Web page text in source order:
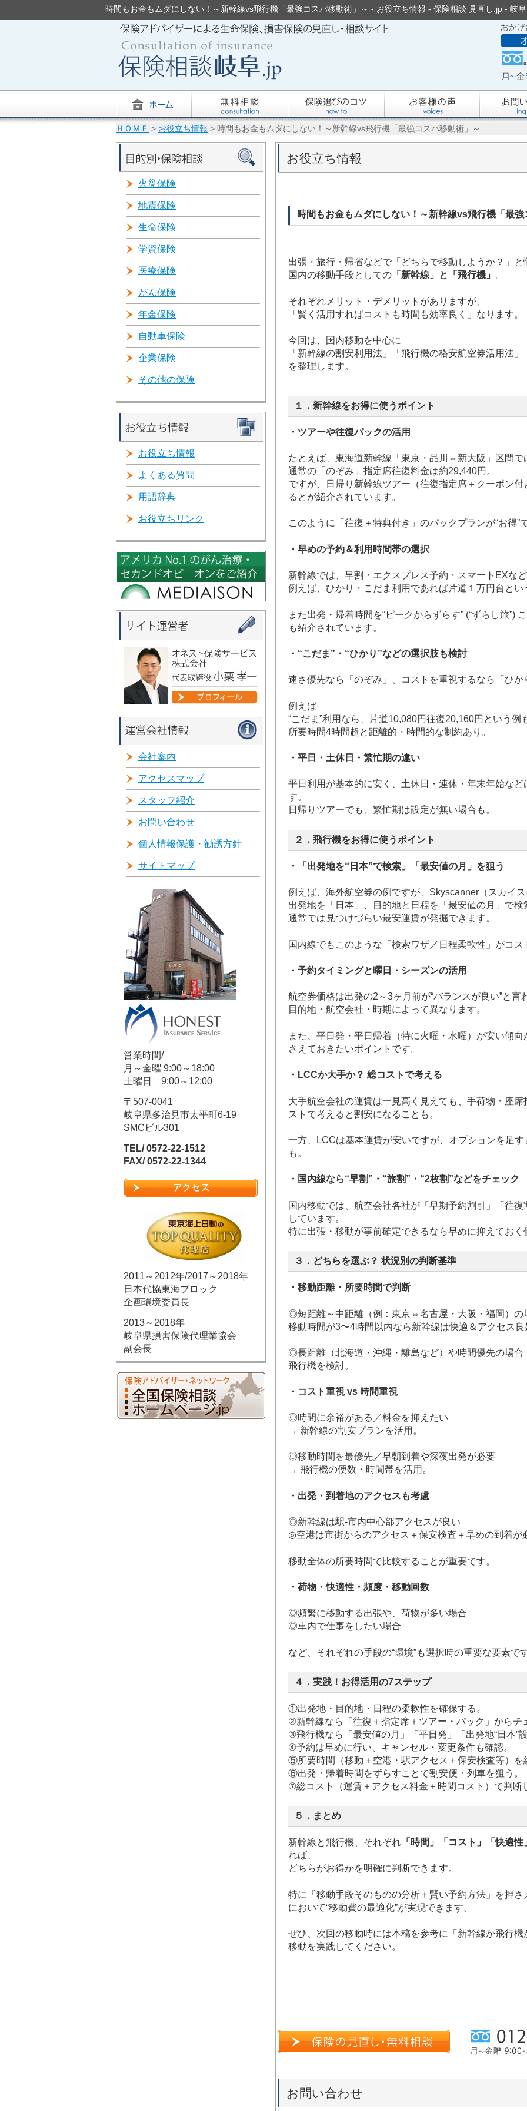
時間もお金もムダにしない！～新幹線vs飛行機「最強コスパ移動術」～ - お役立ち情報 - 保険相談 見直し.jp - 岐
ＨＯＭＥ > お役立ち情報 > 時間もお金もムダにしない！～新幹線vs飛行機「最強コスパ移動術」～
お役立ち情報
時間もお金もムダにしない！～新幹線vs飛行機「最強
出張・旅行・帰省などで「どちらで移動しようか？」と
国内の移動手段としての 「新幹線」と「飛行機」 。
それぞれメリット・デメリットがありますが、
「賢く活用すればコストも時間も効率良く」なります。
今回は、国内移動を中心に
「新幹線の割安利用法」「飛行機の格安航空券活用法」
を整理します。
１．新幹線をお得に使うポイント
・ツアーや往復パックの活用
たとえば、東海道新幹線「東京・品川⇔新大阪」区間で
通常の「のぞみ」指定席往復料金は約29,440円。
ですが、日帰り新幹線ツアー（往復指定席＋クーポン
るとが紹介されています。
このように「往復＋特典付き」のパックプランが“お得”で
・早めの予約＆利用時間帯の選択
新幹線では、早割・エクスプレス予約・スマートEXな
例えば、ひかり・こだま利用であれば片道１万円台とい
また出発・帰着時間を“ピークからずらす” (“ずらし旅”)
も紹介されています。
・“こだま”・“ひかり”などの選択肢も検討
速さ優先なら「のぞみ」、コストを重視するなら「ひか
例えば
“こだま”利用なら、片道10,080円往復20,160円という例
所要時間4時間超と距離的・時間的な制約あり。
・平日・土休日・繁忙期の違い
平日利用が基本的に安く、土休日・連休・年末年始など
す。
日帰りツアーでも、繁忙期は設定が無い場合も。
２．飛行機をお得に使うポイント
・「出発地を“日本”で検索」「最安値の月」を狙う
例えば、海外航空券の例ですが、Skyscanner（スカイ
出発地を「日本」、目的地と日程を「最安値の月」で検
通常では見つけづらい最安運賃が発掘できます。
国内線でもこのような「検索ワザ／日程柔軟性」がコス
・予約タイミングと曜日・シーズンの活用
航空券価格は出発の2～3ヶ月前が“バランスが良い”と言
目的地・航空会社・時期によって異なります。
また、平日発・平日帰着（特に火曜・水曜）が安い傾向
さえておきたいポイントです。
・LCCか大手か？ 総コストで考える
大手航空会社の運賃は一見高く見えても、手荷物・座
ストで考えると割安になることも。
一方、LCCは基本運賃が安いですが、オプションを足
も。
・国内線なら“早割”・“旅割”・“2枚割”などをチェック
国内移動では、航空会社各社が「早期予約割引」「往
しています。
特に出張・移動が事前確定できるなら早めに抑えておく
３．どちらを選ぶ？ 状況別の判断基準
・移動距離・所要時間で判断
◎短距離～中距離（例：東京⇔名古屋・大阪・福岡）の
移動時間が3〜4時間以内なら新幹線は快適＆アクセス良
◎長距離（北海道・沖縄・離島など）や時間優先の場合
飛行機を検討。
・コスト重視 vs 時間重視
◎時間に余裕がある／料金を抑えたい
→ 新幹線の割安プランを活用。
◎移動時間を最優先／早朝到着や深夜出発が必要
→ 飛行機の便数・時間帯を活用。
・出発・到着地のアクセスも考慮
◎新幹線は駅‐市内中心部アクセスが良い
◎空港は市街からのアクセス＋保安検査＋早めの到着が
移動全体の所要時間で比較することが重要です。
・荷物・快適性・頻度・移動回数
◎頻繁に移動する出張や、荷物が多い場合
◎車内で仕事をしたい場合
など、それぞれの手段の“環境”も選択時の重要な要素です
４．実践！お得活用の7ステップ
①出発地・目的地・日程の柔軟性を確保する。
②新幹線なら「往復＋指定席＋ツアー・パック」からチ
③飛行機なら「最安値の月」「平日発」「出発地“日本”
④予約は早めに行い、キャンセル・変更条件も確認。
⑤所要時間（移動＋空港・駅アクセス＋保安検査等）を
⑥出発・帰着時間をずらすことで割安便・列車を狙う。
⑦総コスト（運賃＋アクセス料金＋時間コスト）で判断
５．まとめ
新幹線と飛行機、それぞれ 「時間」「コスト」「快適性
れば、
どちらがお得かを明確に判断できます。
特に「移動手段そのものの分析＋賢い予約方法」を押
において“移動費の最適化”が実現できます。
ぜひ、次回の移動時には本稿を参考に「新幹線か飛行
移動を実践してください。
お問い合わせ
火災保険
地震保険
生命保険
学資保険
医療保険
がん保険
年金保険
自動車保険
企業保険
その他の保険
お役立ち情報
よくある質問
用語辞典
お役立ちリンク
会社案内
アクセスマップ
スタッフ紹介
お問い合わせ
個人情報保護・勧誘方針
サイトマップ
営業時間/
月～金曜 9:00～18:00
土曜日 9:00～12:00
〒507-0041
岐阜県多治見市太平町6-19
SMCビル301
TEL/ 0572-22-1512
FAX/ 0572-22-1344
2011～2012年/2017～2018年
日本代協東海ブロック
企画環境委員長
2013～2018年
岐阜県損害保険代理業協会
副会長